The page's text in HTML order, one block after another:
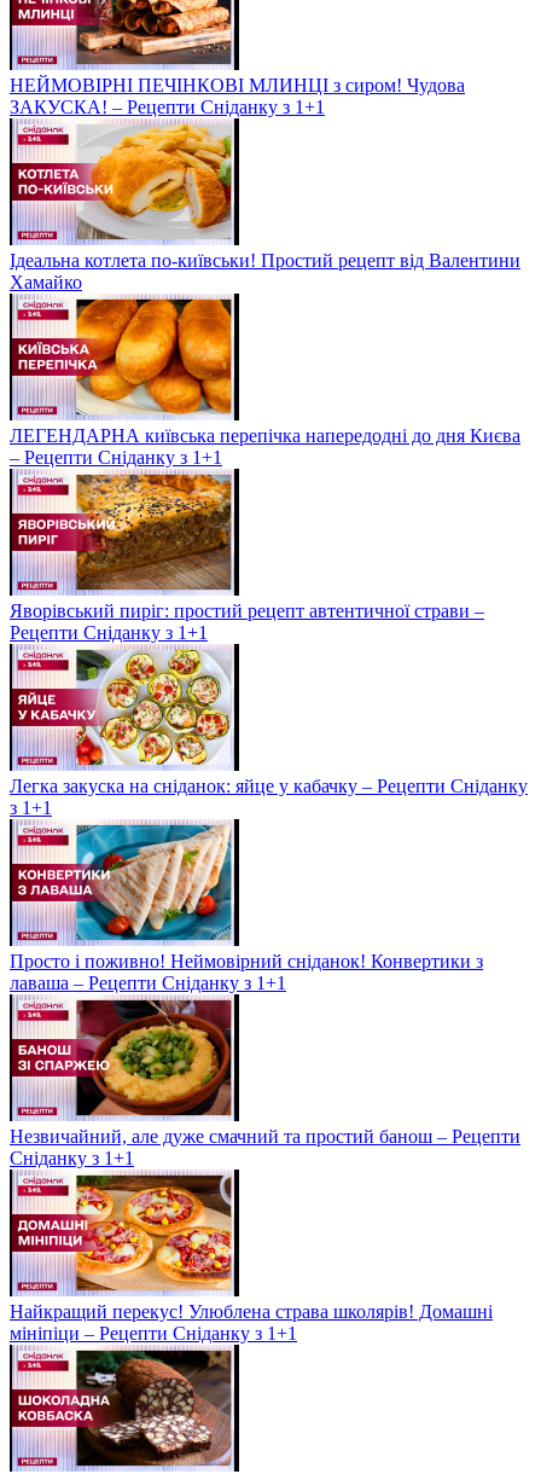
НЕЙМОВІРНІ ПЕЧІНКОВІ МЛИНЦІ з сиром! Чудова
ЗАКУСКА! – Рецепти Сніданку з 1+1
Ідеальна котлета по-київськи! Простий рецепт від Валентини
Хамайко
ЛЕГЕНДАРНА київська перепічка напередодні до дня Києва
– Рецепти Сніданку з 1+1
Яворівський пиріг: простий рецепт автентичної страви –
Рецепти Сніданку з 1+1
Легка закуска на сніданок: яйце у кабачку – Рецепти Сніданку
з 1+1
Просто і поживно! Неймовірний сніданок! Конвертики з
лаваша – Рецепти Сніданку з 1+1
Незвичайний, але дуже смачний та простий банош – Рецепти
Сніданку з 1+1
Найкращий перекус! Улюблена страва школярів! Домашні
мініпіци – Рецепти Сніданку з 1+1